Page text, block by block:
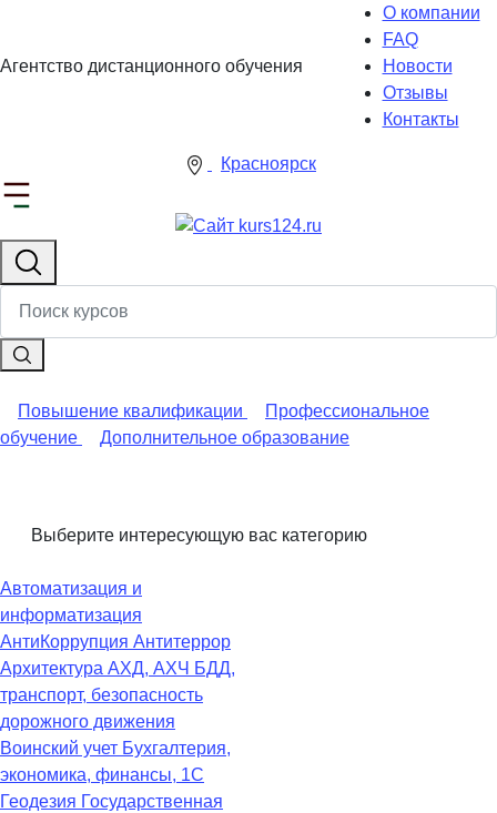
Агентство дистанционного обучения
О компании
FAQ
Новости
Отзывы
Контакты
Красноярск
Повышение квалификации
Профессиональное
обучение
Дополнительное образование
Выберите интересующую вас категорию
Автоматизация и
информатизация
АнтиКоррупция Антитеррор
Архитектура АХД, АХЧ БДД,
транспорт, безопасность
дорожного движения
Воинский учет Бухгалтерия,
экономика, финансы, 1С
Геодезия Государственная